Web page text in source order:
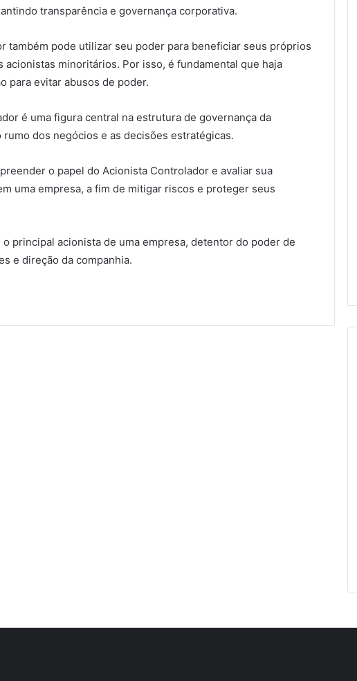
transparência e governança corporativa.
também pode utilizar seu poder para beneficiar seus próprios
minoritários. Por isso, é fundamental que haja
para evitar abusos de poder.
é uma figura central na estrutura de governança da
dos negócios e as decisões estratégicas.
o papel do Acionista Controlador e avaliar sua
uma empresa, a fim de mitigar riscos e proteger seus
principal acionista de uma empresa, detentor do poder de
e direção da companhia.